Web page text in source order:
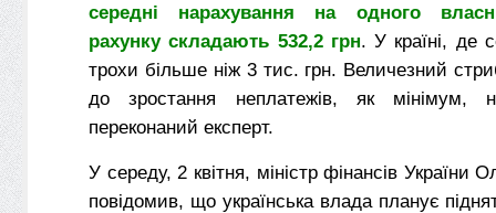
середні нарахування на одного
рахунку складають 532,2 грн. У країні, де
трохи більше ніж 3 тис. грн. Величезний
до зростання неплатежів, як
переконаний експерт.
У середу, 2 квітня, міністр фінансів України
повідомив, що українська влада планує